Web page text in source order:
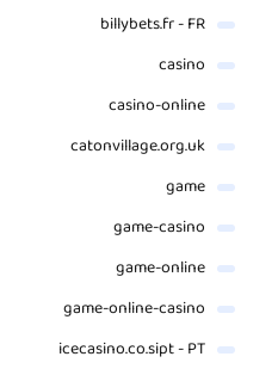
billybets.fr - FR
casino
casino-online
catonvillage.org.uk
game
game-casino
game-online
game-online-casino
icecasino.co.sipt - PT